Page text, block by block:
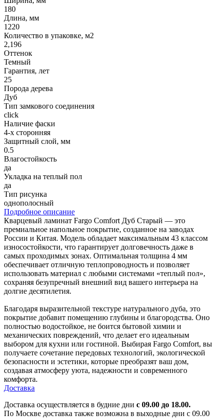
180
Длина, мм
1220
Количество в упаковке, м2
2,196
Оттенок
Темный
Гарантия, лет
25
Порода дерева
Дуб
Тип замкового соединения
click
Наличие фаски
4-х сторонняя
Защитный слой, мм
0.5
Влагостойкость
да
Укладка на теплый пол
да
Тип рисунка
однополосный
Подробное описание
Кварцевый ламинат Fargo Comfort Дуб Старый — это
премиальное напольное покрытие, созданное на заводах
России и Китая. Модель обладает максимальным 43 классом
износостойкости, что гарантирует долговечность даже в
самых проходимых зонах. Оптимальная толщина 4 мм
обеспечивает отличную теплопроводность и позволяет
использовать материал с любыми системами «теплый пол»,
сохраняя безупречный внешний вид вашего интерьера на
долгие десятилетия.
Благодаря выразительной текстуре натурального дуба, это
покрытие добавит помещению глубины и благородства. Оно
полностью водостойкое, не боится бытовой химии и
механических повреждений, что делает его идеальным
выбором для кухни или гостиной. Выбирая Fargo Comfort, вы
получаете сочетание передовых технологий, экологической
безопасности и эстетики, которые преобразят ваш дом,
создавая атмосферу уюта, надежности и современного
комфорта.
Доставка
Доставка осуществляется в будние дни с 09.00 до 18.00.
По Москве доставка также возможна в выходные дни с 09.00